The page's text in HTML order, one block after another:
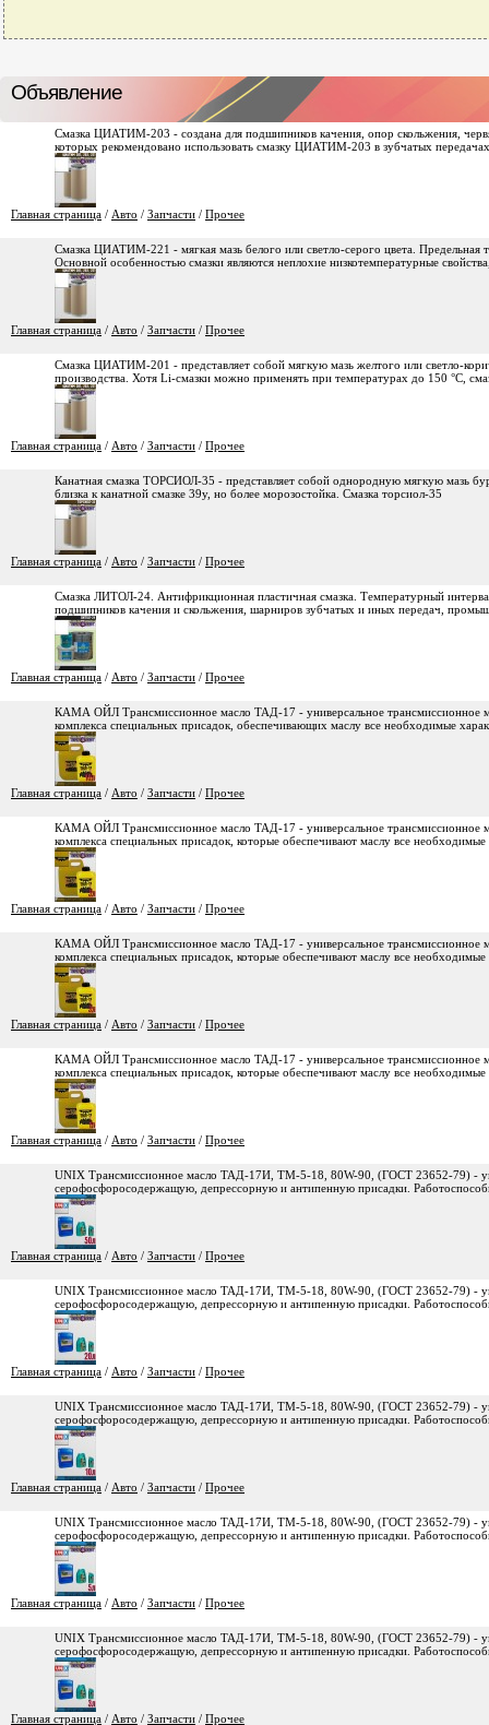
Объявление
Смазка ЦИАТИМ-203 - создана для подшипников качения, опор скольжения,
которых рекомендовано использовать смазку ЦИАТИМ-203 в зубчатых
Главная страница / Авто / Запчасти / Прочее
Смазка ЦИАТИМ-221 - мягкая мазь белого или светло-серого цвета. Предельная
Основной особенностью смазки являются неплохие низкотемпературные
Главная страница / Авто / Запчасти / Прочее
Смазка ЦИАТИМ-201 - представляет собой мягкую мазь желтого или светло-
производства. Хотя Li-смазки можно применять при температурах до 150 °С,
Главная страница / Авто / Запчасти / Прочее
Канатная смазка ТОРСИОЛ-35 - представляет собой однородную мягкую мазь
близка к канатной смазке 39у, но более морозостойка. Смазка торсиол-35
Главная страница / Авто / Запчасти / Прочее
Смазка ЛИТОЛ-24. Антифрикционная пластичная смазка. Температурный
подшипников качения и скольжения, шарниров зубчатых и иных передач,
Главная страница / Авто / Запчасти / Прочее
КАМА ОЙЛ Трансмиссионное масло ТАД-17 - универсальное трансмиссионное
комплекса специальных присадок, обеспечивающих маслу все необходимые
Главная страница / Авто / Запчасти / Прочее
КАМА ОЙЛ Трансмиссионное масло ТАД-17 - универсальное трансмиссионное
комплекса специальных присадок, которые обеспечивают маслу все
Главная страница / Авто / Запчасти / Прочее
КАМА ОЙЛ Трансмиссионное масло ТАД-17 - универсальное трансмиссионное
комплекса специальных присадок, которые обеспечивают маслу все
Главная страница / Авто / Запчасти / Прочее
КАМА ОЙЛ Трансмиссионное масло ТАД-17 - универсальное трансмиссионное
комплекса специальных присадок, которые обеспечивают маслу все
Главная страница / Авто / Запчасти / Прочее
UNIX Трансмиссионное масло ТАД-17И, ТМ-5-18, 80W-90, (ГОСТ 23652-79) -
серофосфоросодержащую, депрессорную и антипенную присадки.
Главная страница / Авто / Запчасти / Прочее
UNIX Трансмиссионное масло ТАД-17И, ТМ-5-18, 80W-90, (ГОСТ 23652-79) -
серофосфоросодержащую, депрессорную и антипенную присадки.
Главная страница / Авто / Запчасти / Прочее
UNIX Трансмиссионное масло ТАД-17И, ТМ-5-18, 80W-90, (ГОСТ 23652-79) -
серофосфоросодержащую, депрессорную и антипенную присадки.
Главная страница / Авто / Запчасти / Прочее
UNIX Трансмиссионное масло ТАД-17И, ТМ-5-18, 80W-90, (ГОСТ 23652-79) -
серофосфоросодержащую, депрессорную и антипенную присадки.
Главная страница / Авто / Запчасти / Прочее
UNIX Трансмиссионное масло ТАД-17И, ТМ-5-18, 80W-90, (ГОСТ 23652-79) -
серофосфоросодержащую, депрессорную и антипенную присадки.
Главная страница / Авто / Запчасти / Прочее